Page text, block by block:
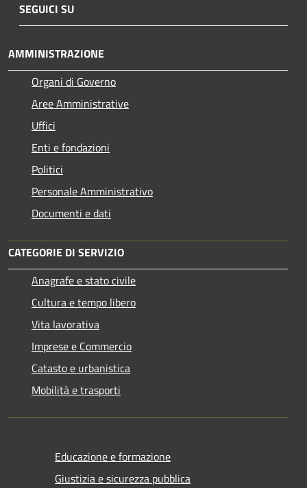
SEGUICI SU
AMMINISTRAZIONE
Organi di Governo
Aree Amministrative
Uffici
Enti e fondazioni
Politici
Personale Amministrativo
Documenti e dati
CATEGORIE DI SERVIZIO
Anagrafe e stato civile
Cultura e tempo libero
Vita lavorativa
Imprese e Commercio
Catasto e urbanistica
Mobilità e trasporti
Educazione e formazione
Giustizia e sicurezza pubblica